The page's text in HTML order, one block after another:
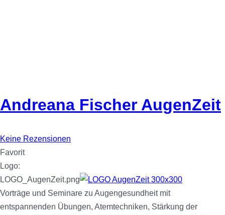
Andreana Fischer AugenZeit
Keine Rezensionen
Favorit
Logo:
LOGO_AugenZeit.png
Vorträge und Seminare zu Augengesundheit mit
entspannenden Übungen, Atemtechniken, Stärkung der